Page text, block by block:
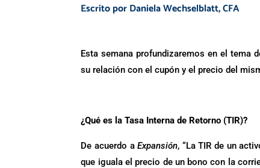
Escrito porDaniela Wechselblatt, CFA
Esta semana profundizaremos en el tema
su relación con el cupón y el precio del
¿Qué es la Tasa Interna de Retorno (TIR)?
De acuerdo aExpansión, “La TIR de un
que iguala el precio de un bono con la